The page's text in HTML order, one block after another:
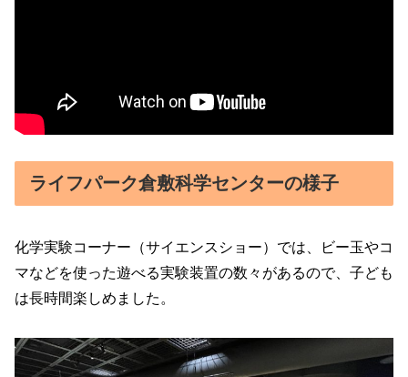
ライフパーク倉敷科学センターの様子
化学実験コーナー（サイエンスショー）では、ビー玉やコ
マなどを使った遊べる実験装置の数々があるので、子ども
は長時間楽しめました。